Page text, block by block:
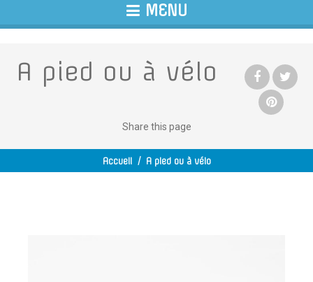
MENU
A pied ou à vélo
Share this page
Accueil / A pied ou à vélo